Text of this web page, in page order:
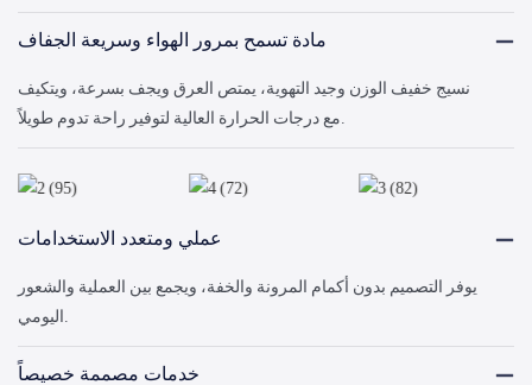
مادة تسمح بمرور الهواء وسريعة الجفاف
نسيج خفيف الوزن وجيد التهوية، يمتص العرق ويجف بسرعة، ويتكيف
عملي ومتعدد الاستخدامات
يوفر التصميم بدون أكمام المرونة والخفة، ويجمع بين العملية والشعور
خدمات مصممة خصيصاً